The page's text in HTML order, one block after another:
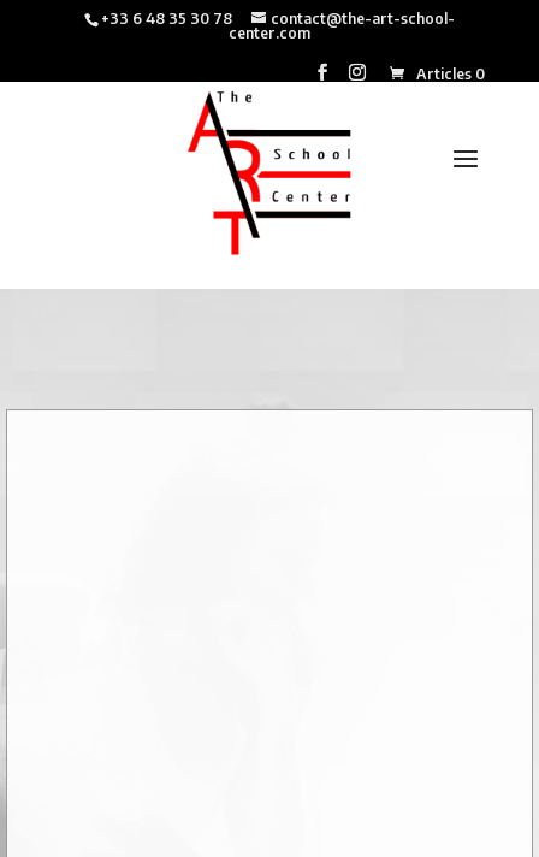
+33 6 48 35 30 78
contact@the-art-school-
center.com
Articles 0